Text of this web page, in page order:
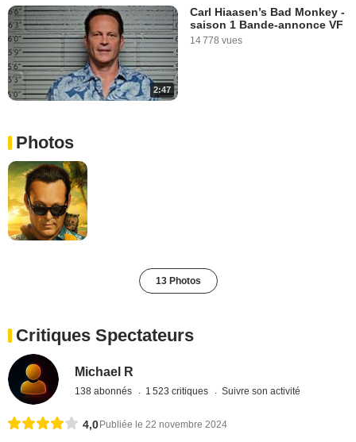
2:47
Carl Hiaasen’s Bad Monkey -
saison 1 Bande-annonce VF
14 778 vues
Photos
13 Photos
Critiques Spectateurs
Michael R
138 abonnés 1 523 critiques Suivre son activité
4,0Publiée le 22 novembre 2024